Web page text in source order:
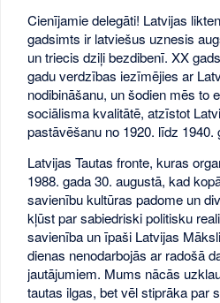
Cienījamie delegāti! Latvijas
gadsimts ir latviešus uznesis
un triecis dziļi bezdibenī. XX
gadu verdzības iezīmējies ar
nodibināšanu, un šodien mēs to
sociālisma kvalitātē, atzīstot
pastāvēšanu no 1920. līdz 1940.
Latvijas Tautas fronte, kuras
1988. gada 30. augustā, kad
savienību kultūras padome un
kļūst par sabiedriski politisku
savienība un īpaši Latvijas
dienas nenodarbojās ar radošā
jautājumiem. Mums nācās
tautas ilgas, bet vēl stiprāka par